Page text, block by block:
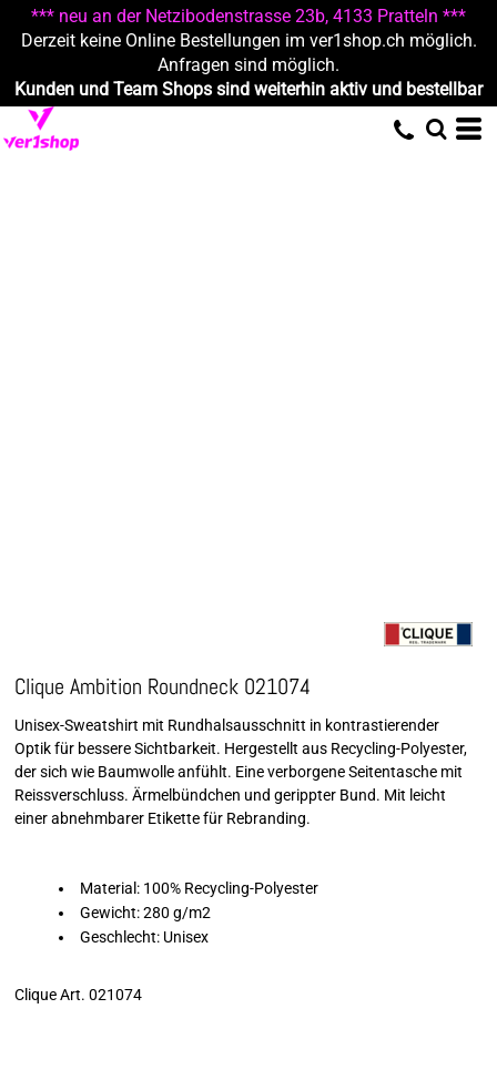
*** neu an der Netzibodenstrasse 23b, 4133 Pratteln ***
Derzeit keine Online Bestellungen im ver1shop.ch möglich.
Anfragen sind möglich.
Kunden und Team Shops sind weiterhin aktiv und bestellbar
Clique Ambition Roundneck 021074
Unisex-Sweatshirt mit Rundhalsausschnitt in kontrastierender
Optik für bessere Sichtbarkeit. Hergestellt aus Recycling-Polyester,
der sich wie Baumwolle anfühlt. Eine verborgene Seitentasche mit
Reissverschluss. Ärmelbündchen und gerippter Bund. Mit leicht
einer abnehmbarer Etikette für Rebranding.
Material: 100% Recycling-Polyester
Gewicht: 280 g/m2
Geschlecht: Unisex
Clique Art. 021074